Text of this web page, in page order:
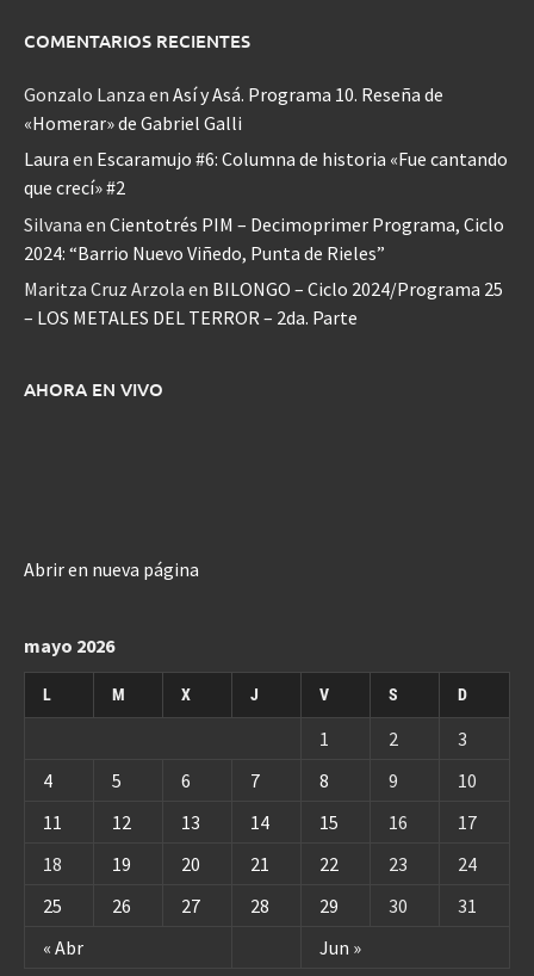
COMENTARIOS RECIENTES
Gonzalo Lanza en Así y Asá. Programa 10. Reseña de
«Homerar» de Gabriel Galli
Laura en Escaramujo #6: Columna de historia «Fue cantando
que crecí» #2
Silvana en Cientotrés PIM – Decimoprimer Programa, Ciclo
2024: “Barrio Nuevo Viñedo, Punta de Rieles”
Maritza Cruz Arzola en BILONGO – Ciclo 2024/Programa 25
– LOS METALES DEL TERROR – 2da. Parte
AHORA EN VIVO
Abrir en nueva página
mayo 2026
L M X J V S D
« Abr Jun »
1 2
3
4
5 6 7 8 9
10
11
12 13 14 15 16
17
18
19 20 21 22 23
24
25
26 27 28 29 30 31